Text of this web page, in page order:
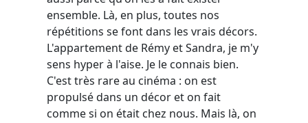
ensemble. Là, en plus, toutes nos
répétitions se font dans les vrais décors.
L'appartement de Rémy et Sandra, je m'y
sens hyper à l'aise. Je le connais bien.
C'est très rare au cinéma : on est
propulsé dans un décor et on fait
comme si on était chez nous. Mais là, on